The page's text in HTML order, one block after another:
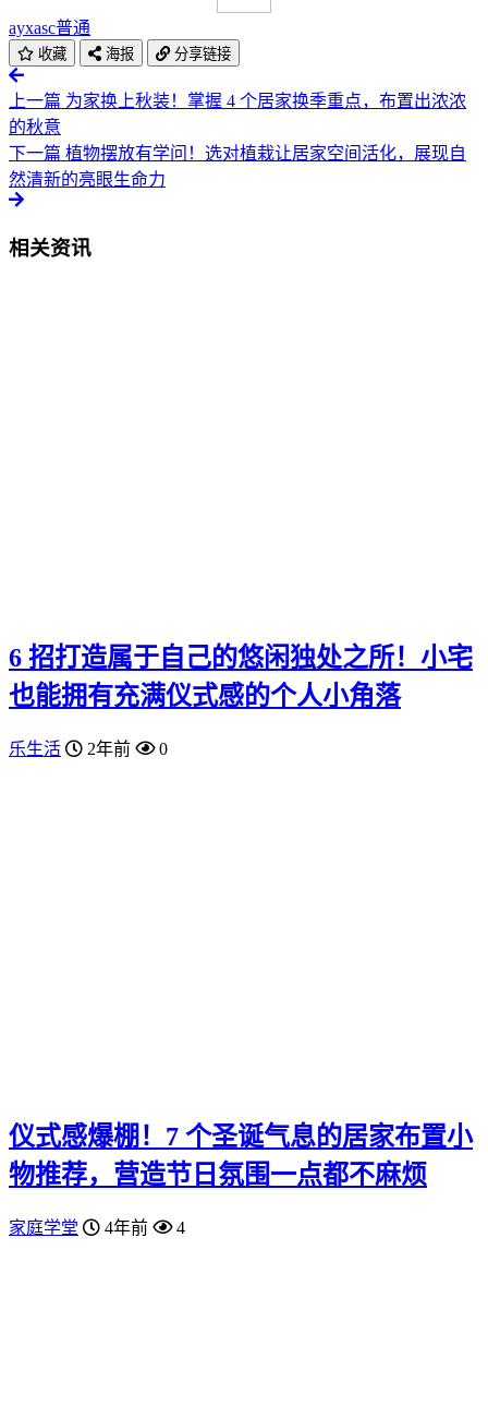
ayxasc普通
收藏 海报 分享链接
上一篇 为家换上秋装！掌握 4 个居家换季重点，布置出浓浓
的秋意
下一篇 植物摆放有学问！选对植栽让居家空间活化，展现自
然清新的亮眼生命力
相关资讯
6 招打造属于自己的悠闲独处之所！小宅
也能拥有充满仪式感的个人小角落
乐生活 2年前 0
仪式感爆棚！7 个圣诞气息的居家布置小
物推荐，营造节日氛围一点都不麻烦
家庭学堂 4年前 4